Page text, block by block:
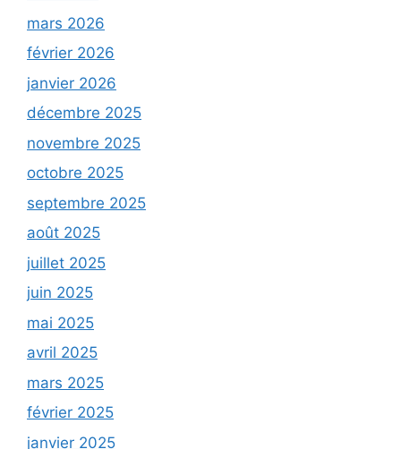
mars 2026
février 2026
janvier 2026
décembre 2025
novembre 2025
octobre 2025
septembre 2025
août 2025
juillet 2025
juin 2025
mai 2025
avril 2025
mars 2025
février 2025
janvier 2025